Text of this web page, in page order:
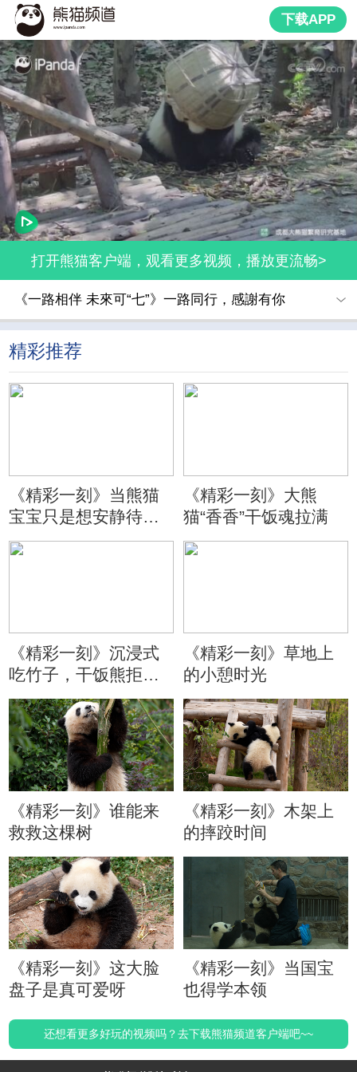
下载APP
打开熊猫客户端，观看更多视频，播放更流畅>
《一路相伴 未來可“七”》一路同行，感謝有你
精彩推荐
《精彩一刻》当熊猫
宝宝只是想安静待会
儿
《精彩一刻》大熊
猫“香香”干饭魂拉满
《精彩一刻》沉浸式
吃竹子，干饭熊拒绝
分心
《精彩一刻》草地上
的小憩时光
《精彩一刻》谁能来
救救这棵树
《精彩一刻》木架上
的摔跤时间
《精彩一刻》这大脸
盘子是真可爱呀
《精彩一刻》当国宝
也得学本领
还想看更多好玩的视频吗？去下载熊猫频道客户端吧~~